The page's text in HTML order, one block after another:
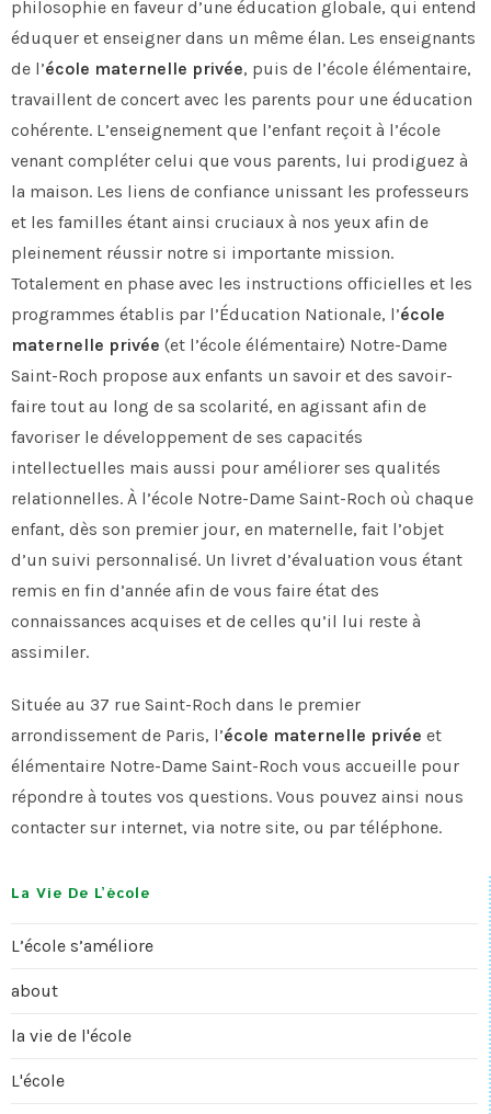
La Vie De L’école
L’école s’améliore
about
la vie de l'école
L'école
philosophie en faveur d’une éducation globale, qui entend
éduquer et enseigner dans un même élan. Les enseignants
de l’école maternelle privée, puis de l’école élémentaire,
travaillent de concert avec les parents pour une éducation
cohérente. L’enseignement que l’enfant reçoit à l’école
venant compléter celui que vous parents, lui prodiguez à
la maison. Les liens de confiance unissant les professeurs
et les familles étant ainsi cruciaux à nos yeux afin de
pleinement réussir notre si importante mission.
Totalement en phase avec les instructions officielles et les
programmes établis par l’Éducation Nationale, l’école
maternelle privée (et l’école élémentaire) Notre-Dame
Saint-Roch propose aux enfants un savoir et des savoir-
faire tout au long de sa scolarité, en agissant afin de
favoriser le développement de ses capacités
intellectuelles mais aussi pour améliorer ses qualités
relationnelles. À l’école Notre-Dame Saint-Roch où chaque
enfant, dès son premier jour, en maternelle, fait l’objet
d’un suivi personnalisé. Un livret d’évaluation vous étant
remis en fin d’année afin de vous faire état des
connaissances acquises et de celles qu’il lui reste à
assimiler.
Située au 37 rue Saint-Roch dans le premier
arrondissement de Paris, l’école maternelle privée et
élémentaire Notre-Dame Saint-Roch vous accueille pour
répondre à toutes vos questions. Vous pouvez ainsi nous
contacter sur internet, via notre site, ou par téléphone.